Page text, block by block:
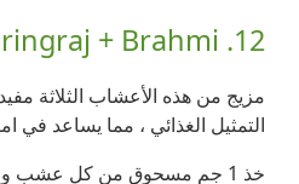
12. Amla + Bringraj + Brahmi
مزيج من هذه الأعشاب الثلاثة
التمثيل الغذائي ، مما يساعد في
خذ 1 جم مسحوق من كل عشب